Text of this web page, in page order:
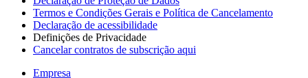
Termos e Condições Gerais e Política de Cancelamento
Declaração de acessibilidade
Definições de Privacidade
Cancelar contratos de subscrição aqui
Empresa